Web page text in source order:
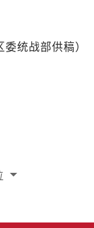
委统战部供稿）